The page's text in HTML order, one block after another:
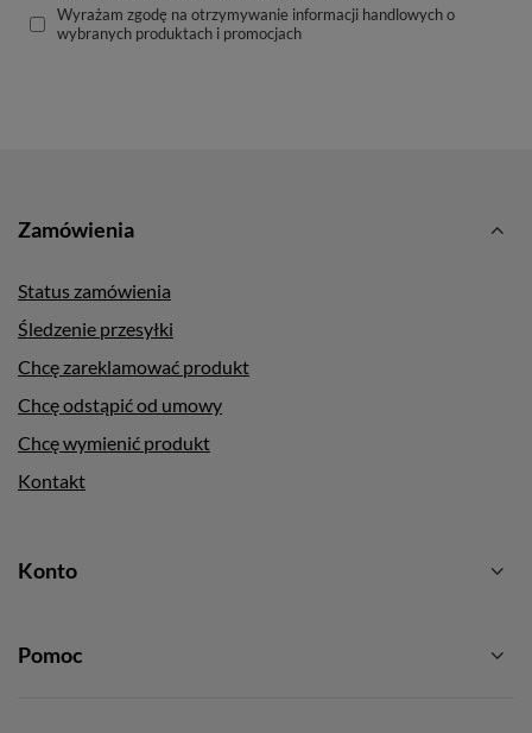
Wyrażam zgodę na otrzymywanie informacji handlowych o
wybranych produktach i promocjach
Zamówienia
Status zamówienia
Śledzenie przesyłki
Chcę zareklamować produkt
Chcę odstąpić od umowy
Chcę wymienić produkt
Kontakt
Konto
Pomoc